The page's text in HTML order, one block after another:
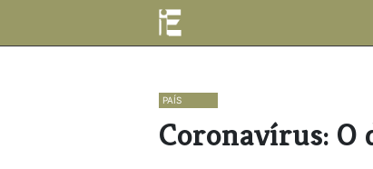
PAÍS
Coronavírus: O